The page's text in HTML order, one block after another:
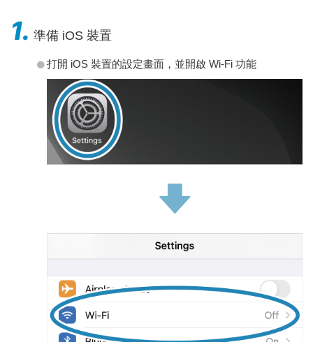
1. 準備 iOS 裝置
打開 iOS 裝置的設定畫面，並開啟 Wi-Fi 功能